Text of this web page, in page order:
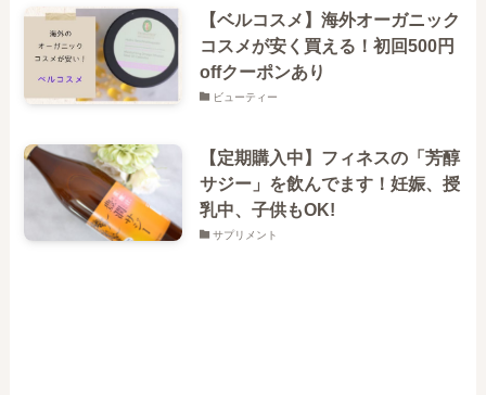
【ベルコスメ】海外オーガニック
コスメが安く買える！初回500円
offクーポンあり
ビューティー
【定期購入中】フィネスの「芳醇
サジー」を飲んでます！妊娠、授
乳中、子供もOK!
サプリメント